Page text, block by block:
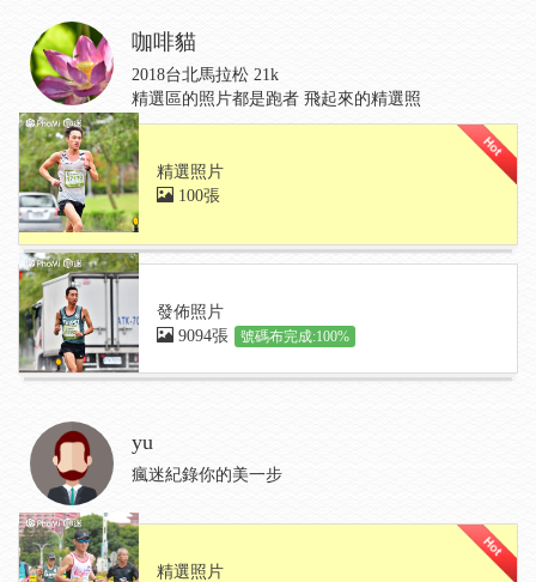
咖啡貓
2018台北馬拉松 21k
精選區的照片都是跑者 飛起來的精選照
精選照片
100張
發佈照片
9094張
號碼布完成:100%
yu
瘋迷紀錄你的美一步
精選照片